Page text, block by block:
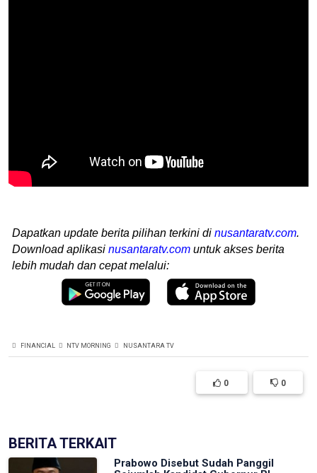
Dapatkan update berita pilihan terkini di nusantaratv.com.
Download aplikasi nusantaratv.com untuk akses berita
lebih mudah dan cepat melalui:
FINANCIAL NTV MORNING NUSANTARA TV
0 0
BERITA TERKAIT
Prabowo Disebut Sudah Panggil